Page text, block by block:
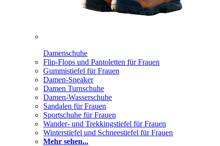
Damenschuhe
Flip-Flops und Pantoletten für Frauen
Gummistiefel für Frauen
Damen-Sneaker
Damen Turnschuhe
Damen-Wasserschuhe
Sandalen für Frauen
Sportschuhe für Frauen
Wander- und Trekkingstiefel für Frauen
Winterstiefel und Schneestiefel für Frauen
Mehr sehen...